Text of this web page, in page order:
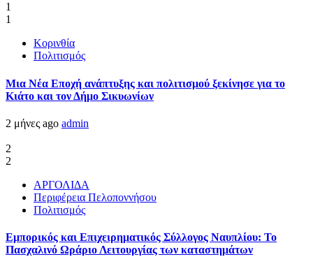
1
1
Κορινθία
Πολιτισμός
Μια Νέα Εποχή ανάπτυξης και πολιτισμού ξεκίνησε για το
Κιάτο και τον Δήμο Σικυωνίων
2 μήνες ago admin
2
2
ΑΡΓΟΛΙΔΑ
Περιφέρεια Πελοποννήσου
Πολιτισμός
Εμπορικός και Επιχειρηματικός Σύλλογος Ναυπλίου: Το
Πασχαλινό Ωράριο Λειτουργίας των καταστημάτων